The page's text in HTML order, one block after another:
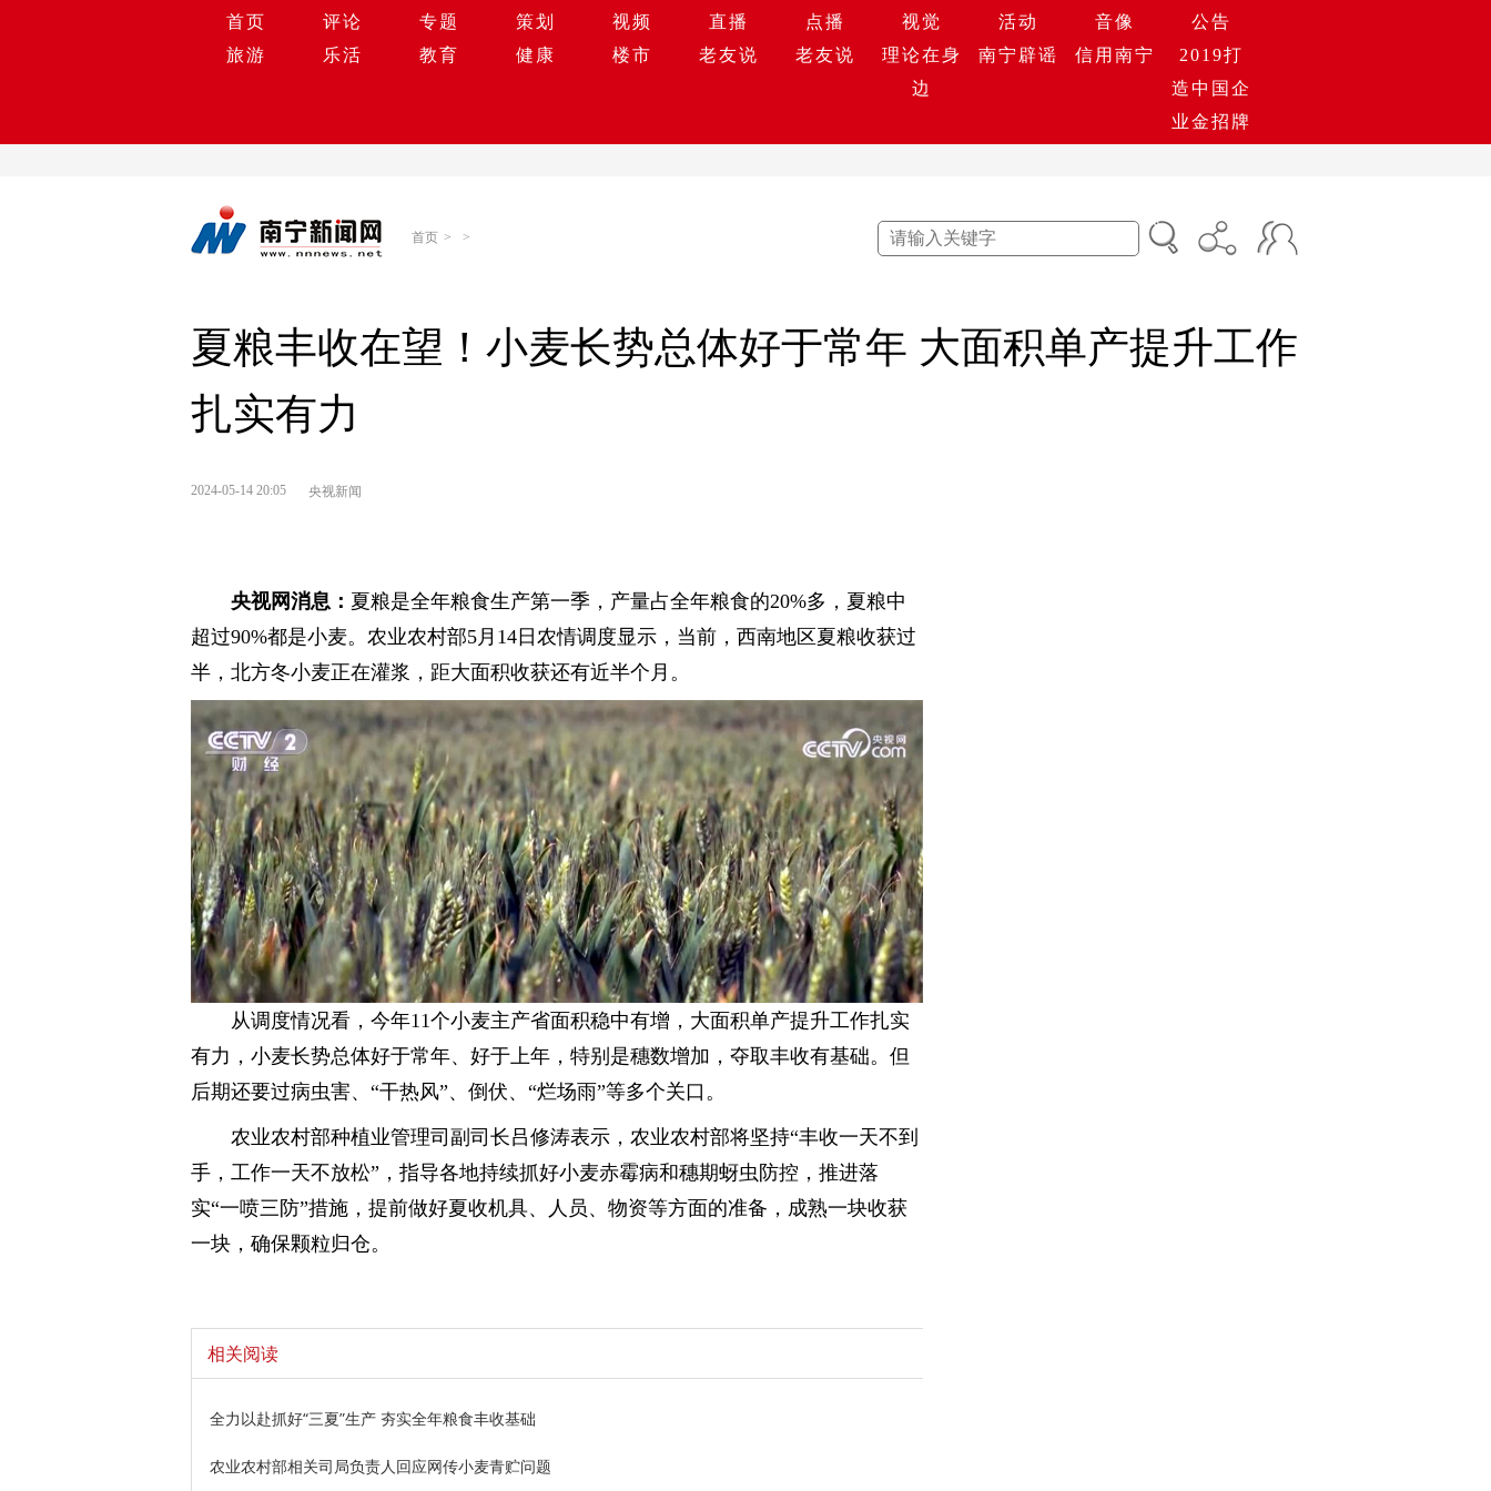
首页 评论 专题 策划 视频 直播 点播 视觉 活动 音像
公告
旅游
乐活 教育 健康 楼市 老友说 老友说
理论在身
边
南宁辟谣 信用南宁
2019打
造中国企
业金招牌
首页 > >
夏粮丰收在望！小麦长势总体好于常年 大面积单产提升工作
扎实有力
2024-05-14 20:05 央视新闻
央视网消息： 夏粮是全年粮食生产第一季，产量占全年粮食的20%多，夏粮中
超过90%都是小麦。农业农村部5月14日农情调度显示，当前，西南地区夏粮收获过
半，北方冬小麦正在灌浆，距大面积收获还有近半个月。
从调度情况看，今年11个小麦主产省面积稳中有增，大面积单产提升工作扎实
有力，小麦长势总体好于常年、好于上年，特别是穗数增加，夺取丰收有基础。但
后期还要过病虫害、“干热风”、倒伏、“烂场雨”等多个关口。
农业农村部种植业管理司副司长吕修涛表示，农业农村部将坚持“丰收一天不到
手，工作一天不放松”，指导各地持续抓好小麦赤霉病和穗期蚜虫防控，推进落
实“一喷三防”措施，提前做好夏收机具、人员、物资等方面的准备，成熟一块收获
一块，确保颗粒归仓。
相关阅读
全力以赴抓好“三夏”生产 夯实全年粮食丰收基础
农业农村部相关司局负责人回应网传小麦青贮问题